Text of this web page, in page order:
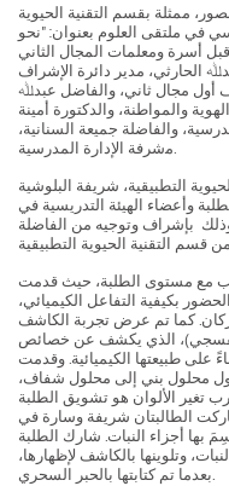
ممثلة بقسم التقنية الحيوية
في ملتقى العلوم بعنوان: "نحو
أسرة ومعلمات المجال الثاني
اﻟﺤﺎرﺛﻲ، ﻣﺪﻳﺮ داﺋﺮة الإشراف
أول ﻣﺠﺎل ﺛﺎﻧﻲ، والفاضل ﻋﺒﺪﷲ
واﻟﻤﻮاﻃﻨﺔ، واﻟﺪﻛﺘﻮرة أﻣﻴﻨﺔ
والفاضلة ﺟﻤﻴﻌﺔ اﻟﺴﻨﺎﻧﻴﺔ،
ﻣشرﻓﺔ الإدارة اﻟﻤﺪرﺳﻴﺔ.
التطبيقية، شريفة البلوشية
وأعضاء الهيئة التدريسية في
بإشراف وتوجيه من الفاضلة
مع مستوى الطلبة، حيث قدمت
بكيفية التفاعل الكيميائي،
كما تم عرض تجربة الكاشف
الذي يكشف عن خصائص
على طبيعتها الكيميائية. وقدمت
محلول بني إلى محلول شفاف،
الألوان هو تشويق الطلبة
الطالبتان شريفة وسارة في
بها أجزاء النبات. شارك الطلبة
وتلوينها بالكاشف لإظهارها،
بعدما تم كتابتها بالحبر السحري.